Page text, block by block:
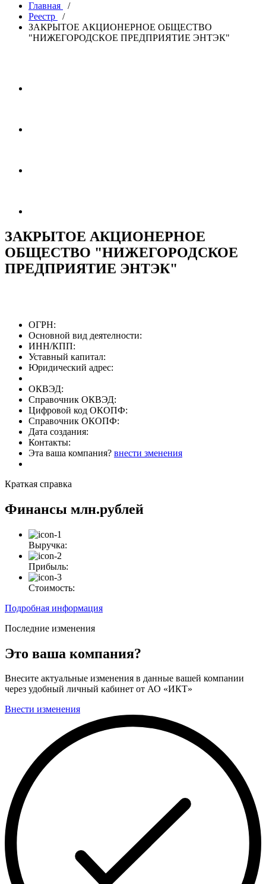
Главная
/
Реестр
/
ЗАКРЫТОЕ АКЦИОНЕРНОЕ ОБЩЕСТВО
"НИЖЕГОРОДСКОЕ ПРЕДПРИЯТИЕ ЭНТЭК"
ЗАКРЫТОЕ АКЦИОНЕРНОЕ
ОБЩЕСТВО "НИЖЕГОРОДСКОЕ
ПРЕДПРИЯТИЕ ЭНТЭК"
ОГРН:
Основной вид деятелности:
ИНН/КПП:
Уставный капитал:
Юридический адрес:
ОКВЭД:
Справочник ОКВЭД:
Цифровой код ОКОПФ:
Справочник ОКОПФ:
Дата создания:
Контакты:
Эта ваша компания? внести зменения
Краткая справка
Финансы млн.рублей
Выручка:
Прибыль:
Стоимость:
Подробная информация
Последние изменения
Это ваша компания?
Внесите актуальные изменения в данные вашей компании
через удобный личный кабинет от АО «ИКТ»
Внести изменения